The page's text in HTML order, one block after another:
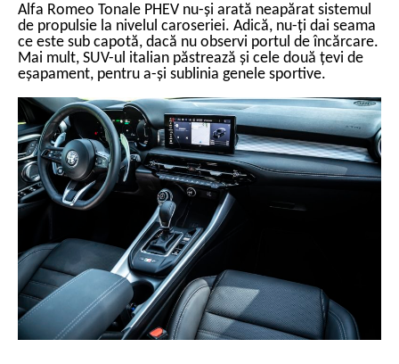
Alfa Romeo Tonale PHEV nu-și arată neapărat sistemul
de propulsie la nivelul caroseriei. Adică, nu-ți dai seama
ce este sub capotă, dacă nu observi portul de încărcare.
Mai mult, SUV-ul italian păstrează și cele două țevi de
eșapament, pentru a-și sublinia genele sportive.